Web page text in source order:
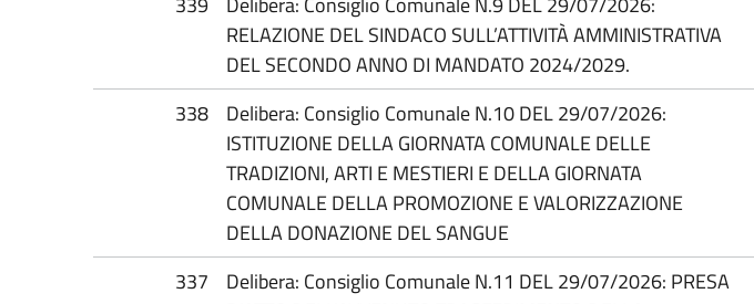
RELAZIONE DEL SINDACO SULL’ATTIVITÀ AMMINISTRATIVA
DEL SECONDO ANNO DI MANDATO 2024/2029.
338
Delibera: Consiglio Comunale N.10 DEL 29/07/2026:
ISTITUZIONE DELLA GIORNATA COMUNALE DELLE
TRADIZIONI, ARTI E MESTIERI E DELLA GIORNATA
COMUNALE DELLA PROMOZIONE E VALORIZZAZIONE
DELLA DONAZIONE DEL SANGUE
337
Delibera: Consiglio Comunale N.11 DEL 29/07/2026: PRESA